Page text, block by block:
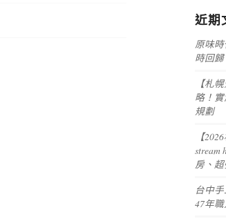
近期
原味
時回
【札
略！
規劃
【
stream
房、
台中
47年